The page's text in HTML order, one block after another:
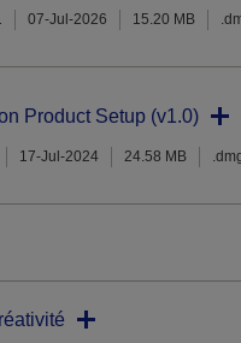
07-Jul-2026 15.20 MB
Product Setup (v1.0)
17-Jul-2024 24.58 MB